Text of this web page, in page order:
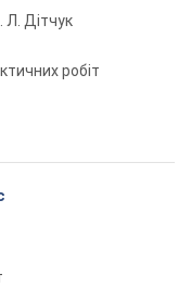
Л. Дітчук
робіт